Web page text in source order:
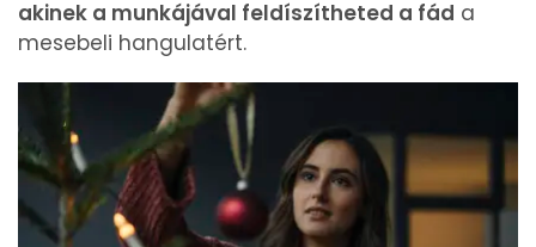
akinek a munkájával feldíszítheted a fád a
mesebeli hangulatért.